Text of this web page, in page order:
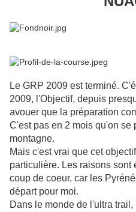
Le GRP 2009 est terminé.
2009, l'Objectif, depuis
avouer que la préparation
C'est pas en 2 mois qu'on se
montagne.
Mais c'est vrai que cet
particulière. Les raisons sont
coup de coeur, car les
départ pour moi.
Dans le monde de l'ultra